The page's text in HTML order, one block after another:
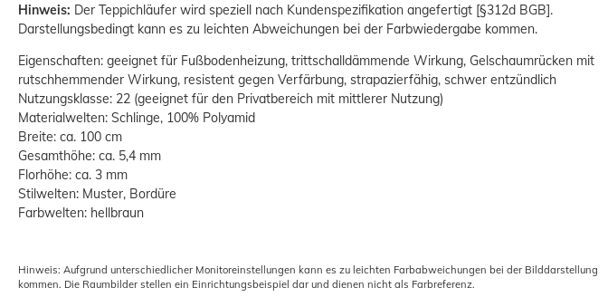
Hinweis: Der Teppichläufer wird speziell nach Kundenspezifikation angefertigt [§312d BGB].
Darstellungsbedingt kann es zu leichten Abweichungen bei der Farbwiedergabe kommen.
Eigenschaften: geeignet für Fußbodenheizung, trittschalldämmende Wirkung, Gelschaumrücken mit
rutschhemmender Wirkung, resistent gegen Verfärbung, strapazierfähig, schwer entzündlich
Nutzungsklasse: 22 (geeignet für den Privatbereich mit mittlerer Nutzung)
Materialwelten: Schlinge, 100% Polyamid
Breite: ca. 100 cm
Gesamthöhe: ca. 5,4 mm
Florhöhe: ca. 3 mm
Stilwelten: Muster, Bordüre
Farbwelten: hellbraun
Hinweis: Aufgrund unterschiedlicher Monitoreinstellungen kann es zu leichten Farbabweichungen bei der Bilddarstellung
kommen. Die Raumbilder stellen ein Einrichtungsbeispiel dar und dienen nicht als Farbreferenz.